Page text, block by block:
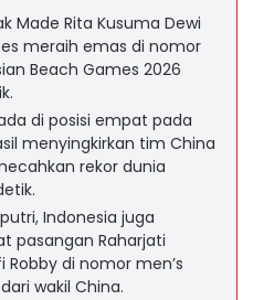
Made Rita Kusuma Dewi
meraih emas di nomor
Beach Games 2026
di posisi empat pada
menyingkirkan tim China
rekor dunia
Indonesia juga
pasangan Raharjati
di nomor men’s
wakil China.